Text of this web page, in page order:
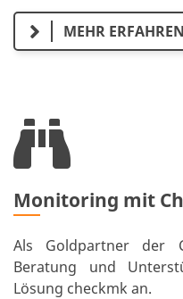
MEHR ERFAHREN
Monitoring mit
Als Goldpartner der
Beratung und
Lösung checkmk an.